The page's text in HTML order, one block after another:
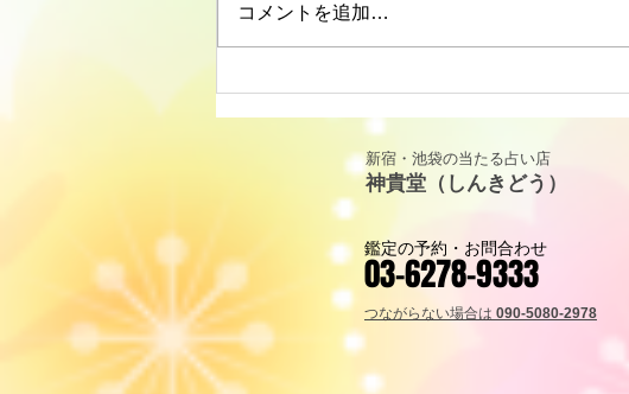
ト解説｜カップ・キング
（KING OF CUPS）「寛容と
コメントを追加…
新宿・池袋の当たる占い​店
神貴堂（しんきどう）
鑑定の予約・お問合わせ
03-6278-9333
つながらない場合は 090-5080-2978